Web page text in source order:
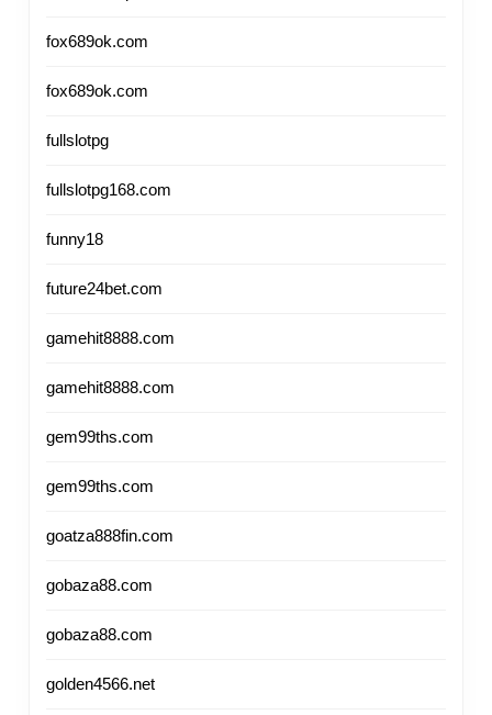
fox689ok.com
fox689ok.com
fullslotpg
fullslotpg168.com
funny18
future24bet.com
gamehit8888.com
gamehit8888.com
gem99ths.com
gem99ths.com
goatza888fin.com
gobaza88.com
gobaza88.com
golden4566.net